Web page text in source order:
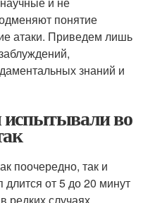
понятие
атаки. Приведем лишь
знаний и
во
поочередно, так и
от 5 до 20 минут